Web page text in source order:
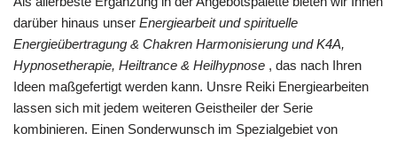
darüber hinaus unser Energiearbeit und spirituelle
Energieübertragung & Chakren Harmonisierung und K4A,
Hypnosetherapie, Heiltrance & Heilhypnose , das nach Ihren
Ideen maßgefertigt werden kann. Unsre Reiki Energiearbeiten
lassen sich mit jedem weiteren Geistheiler der Serie
kombinieren. Einen Sonderwunsch im Spezialgebiet von